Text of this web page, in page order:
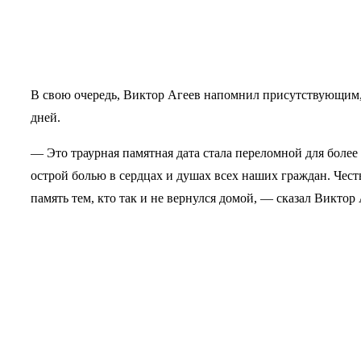
В свою очередь, Виктор Агеев напомнил
дней.
— Это траурная памятная дата стала переломной для
острой болью в сердцах и душах всех наших граждан.
память тем, кто так и не вернулся домой, — сказал Виктор